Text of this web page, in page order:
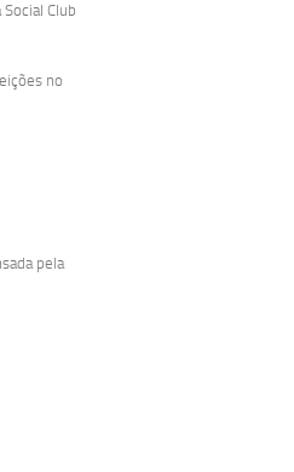
Club
no
pela